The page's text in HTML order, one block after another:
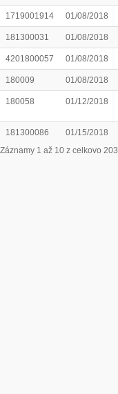
1719001914 01/08/2018
181300031 01/08/2018
4201800057 01/08/2018
180009 01/08/2018
180058 01/12/2018
181300086 01/15/2018
Záznamy 1 až 10 z celkovo 203